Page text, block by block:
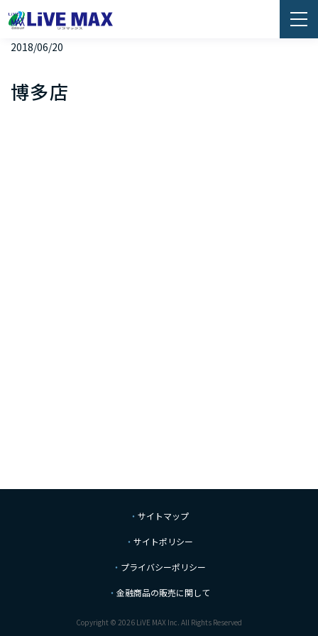
2018/06/20
博多店
サイトマップ
サイトポリシー
プライバシーポリシー
金融商品の販売に関して
Copyright © 2026 LiVE MAX Inc. All Rights Reserved